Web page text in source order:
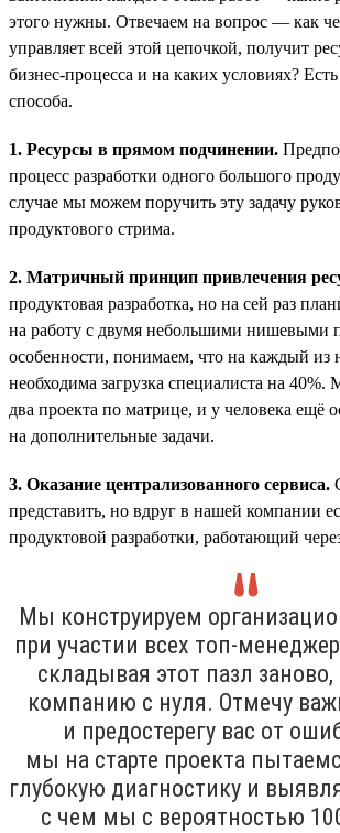
этого нужны. Отвечаем на вопрос — как
управляет всей этой цепочкой, получит
бизнес-процесса и на каких условиях?
способа.
1. Ресурсы в прямом подчинении.
процесс разработки одного большого
случае мы можем поручить эту задачу
продуктового стрима.
2. Матричный принцип привлечения
продуктовая разработка, но на сей раз
на работу с двумя небольшими нишевыми
особенности, понимаем, что на каждый из
необходима загрузка специалиста на
два проекта по матрице, и у человека ещё
на дополнительные задачи.
3. Оказание централизованного сервиса.
представить, но вдруг в нашей компании
продуктовой разработки, работающий
Мы конструируем
при участии всех топ-
складывая этот пазл заново,
компанию с нуля. Отмечу
и предостерегу вас от
мы на старте проекта
глубокую диагностику и
с чем мы с вероятностью